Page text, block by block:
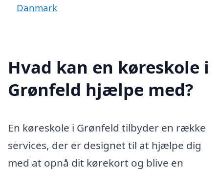
Danmark
Hvad kan en køreskole i
Grønfeld hjælpe med?
En køreskole i Grønfeld tilbyder en række
services, der er designet til at hjælpe dig
med at opnå dit kørekort og blive en